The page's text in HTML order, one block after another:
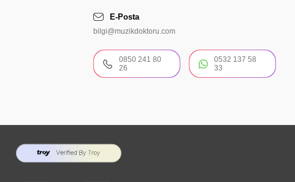
E-Posta
bilgi@muzikdoktoru.com
0850 241 80
26
0532 137 58
33